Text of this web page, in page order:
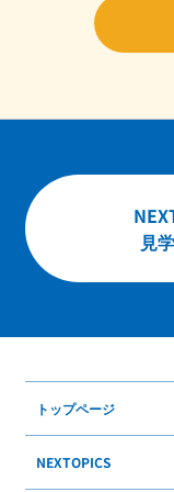
見
トップページ
NEXTOPICS